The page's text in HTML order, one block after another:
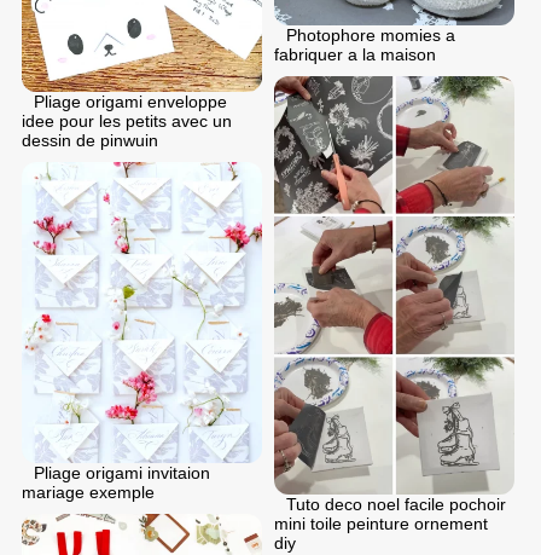
Photophore momies a
fabriquer a la maison
Pliage origami enveloppe
idee pour les petits avec un
dessin de pinwuin
Tuto deco noel facile pochoir
mini toile peinture ornement
diy
Pliage origami invitaion
mariage exemple